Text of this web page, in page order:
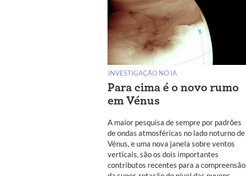
INVESTIGAÇÃO NO IA
Para cima é o novo rumo
em Vénus
A maior pesquisa de sempre por padrões
de ondas atmosféricas no lado noturno de
Vénus, e uma nova janela sobre ventos
verticais, são os dois importantes
contributos recentes para a compreensão